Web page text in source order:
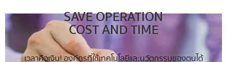
SAVE OPERATION
COST AND TIME
เวลาคือเงิน! องค์กรที่ใช้เทคโนโลยีและนวัตกรรมของตนได้